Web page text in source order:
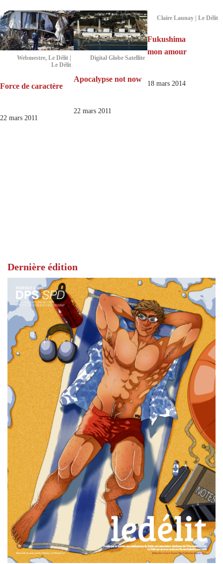
Webmestre, Le Délit |
Le Délit
Force de caractère
22 mars 2011
Digital Globe Satellite
Apocalypse not now
22 mars 2011
Claire Launay | Le Délit
Fukushima
mon amour
18 mars 2014
Dernière édition